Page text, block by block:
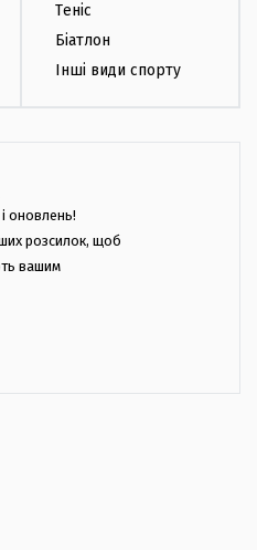
Теніс
Біатлон
Інші види спорту
оновлень!
розсилок, щоб
вашим